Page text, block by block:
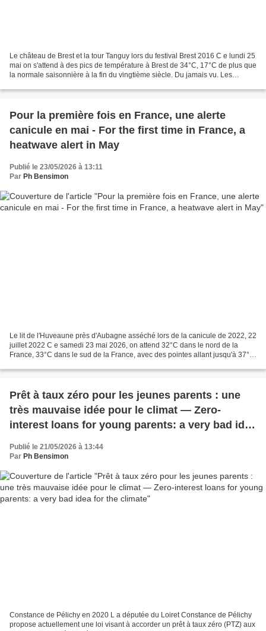
Le château de Brest et la tour Tanguy lors du festival Brest 2016 C e lundi 25
mai on s'attend à des pics de température à Brest de 34°C, 17°C de plus que
la normale saisonnière à la fin du vingtième siècle. Du jamais vu. Les
Pour la première fois en France, une alerte
canicule en mai - For the first time in France, a
heatwave alert in May
Publié le 23/05/2026 à 13:11
Par Ph Bensimon
Le lit de l'Huveaune près d'Aubagne asséché lors de la canicule de 2022, 22
juillet 2022 C e samedi 23 mai 2026, on attend 32°C dans le nord de la
France, 33°C dans le sud de la France, avec des pointes allant jusqu'à 37°C
Prêt à taux zéro pour les jeunes parents : une
très mauvaise idée pour le climat — Zero-
interest loans for young parents: a very bad idea
Publié le 21/05/2026 à 13:44
Par Ph Bensimon
Constance de Pélichy en 2020 L a députée du Loiret Constance de Pélichy
propose actuellement une loi visant à accorder un prêt à taux zéro (PTZ) aux